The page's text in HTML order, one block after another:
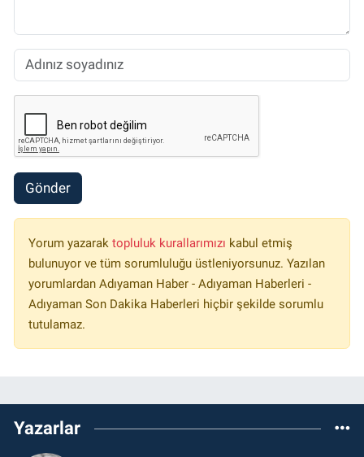
Gönder
Yorum yazarak topluluk kurallarımızı kabul etmiş
bulunuyor ve tüm sorumluluğu üstleniyorsunuz. Yazılan
yorumlardan Adıyaman Haber - Adıyaman Haberleri -
Adıyaman Son Dakika Haberleri hiçbir şekilde sorumlu
tutulamaz.
Yazarlar